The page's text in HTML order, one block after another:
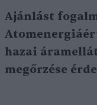
Ajánlást
hazai
megőrzése